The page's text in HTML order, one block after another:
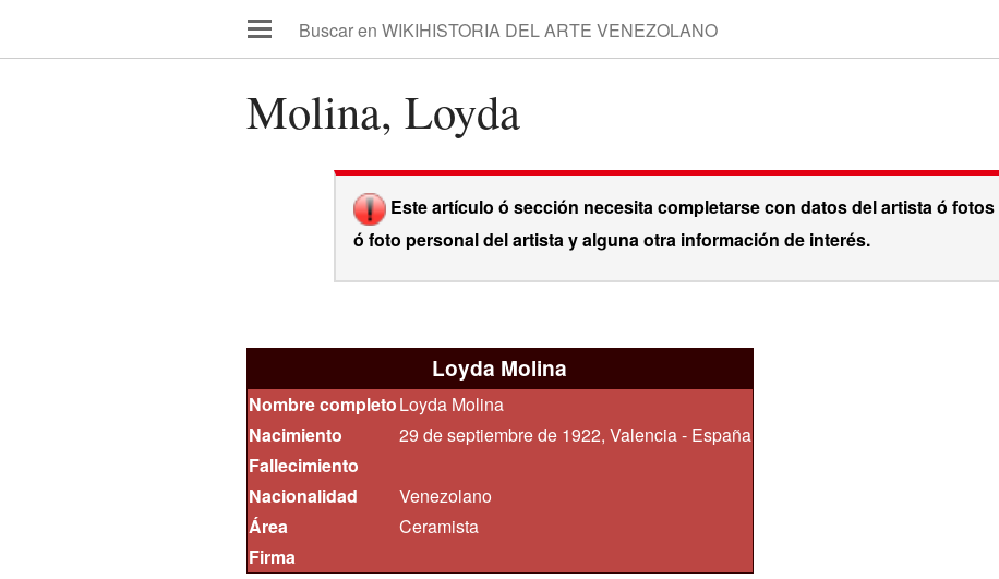
Molina, Loyda
Este artículo ó sección necesita completarse con datos del artista ó fotos
ó foto personal del artista y alguna otra información de interés.
Loyda Molina
Nombre completoLoyda Molina
Nacimiento
29 de septiembre de 1922, Valencia - España
Fallecimiento
Nacionalidad
Venezolano
Área
Ceramista
Firma